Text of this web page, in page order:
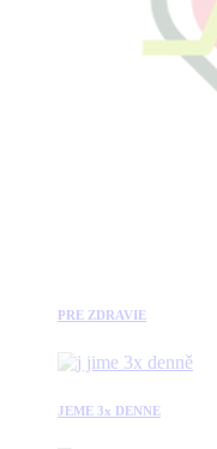
PRE ZDRAVIE
JEME 3x DENNE